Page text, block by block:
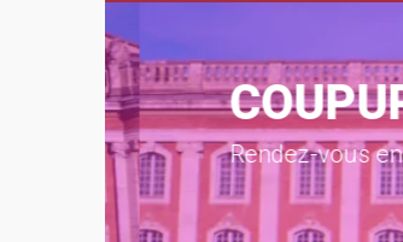
Rendez-vous en